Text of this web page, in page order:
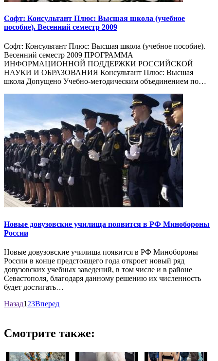
Софт: Консультант Плюс: Высшая школа (учебное
пособие). Весенний семестр 2009
Софт: Консультант Плюс: Высшая школа (учебное пособие).
Весенний семестр 2009 ПРОГРАММА
ИНФОРМАЦИОННОЙ ПОДДЕРЖКИ РОССИЙСКОЙ
НАУКИ И ОБРАЗОВАНИЯ Консультант Плюс: Высшая
школа Допущено Учебно-методическим объединением по…
Новые довузовские училища появится в РФ Минобороны
России
Новые довузовские училища появится в РФ Минобороны
России в конце предстоящего года откроет новый ряд
довузовских учебных заведений, в том числе и в районе
Севастополя, благодаря данному решению их численность
будет достигать…
Назад1 23Вперед
Смотрите также: